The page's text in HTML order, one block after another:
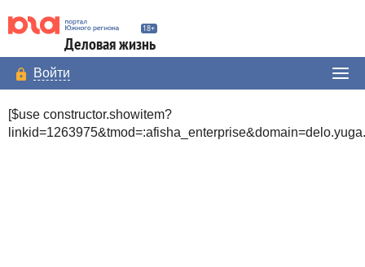
Деловая жизнь
Войти
[$use constructor.showitem?